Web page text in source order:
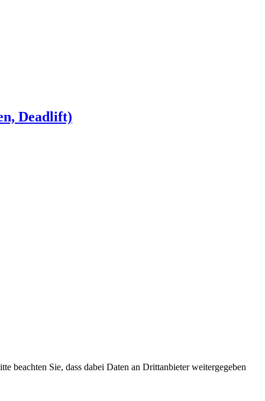
Deadlift)
beachten Sie, dass dabei Daten an Drittanbieter weitergegeben